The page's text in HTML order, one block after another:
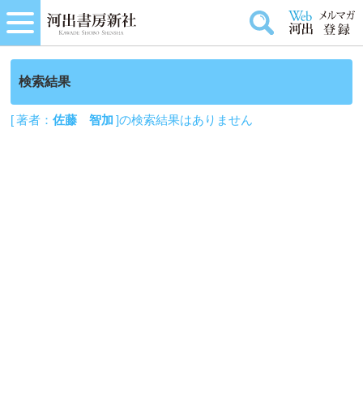
検索結果
[ 著者：佐藤 智加 ]の検索結果はありません